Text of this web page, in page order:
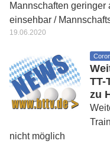
Mannschaften
einsehbar /
19.06.2020
TT-
zu
nicht möglich